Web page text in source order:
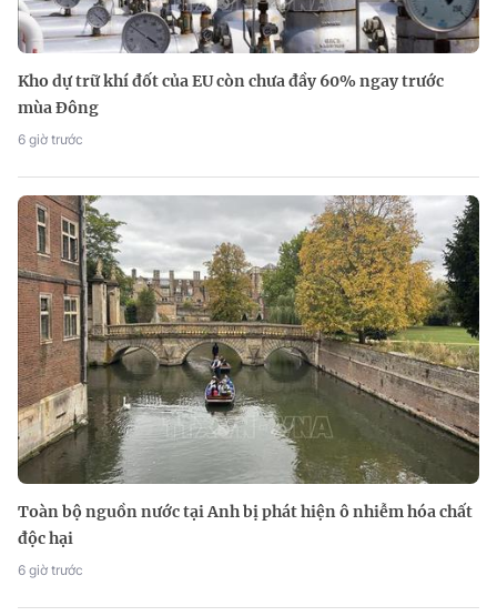
Kho dự trữ khí đốt của EU còn chưa đầy 60% ngay trước
mùa Đông
6 giờ trước
Toàn bộ nguồn nước tại Anh bị phát hiện ô nhiễm hóa chất
độc hại
6 giờ trước